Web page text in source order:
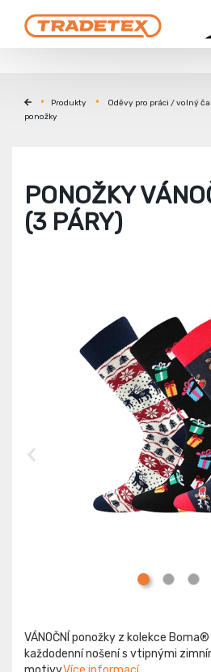
Produkty Oděvy pro práci / volný
ponožky
PONOŽKY
(3 PÁRY)
VÁNOČNÍ ponožky z kolekce
každodenní nošení s vtipnými